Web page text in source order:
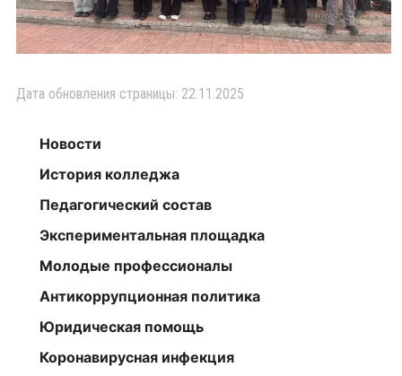
Дата обновления страницы: 22.11.2025
Новости
История колледжа
Педагогический состав
Экспериментальная площадка
Молодые профессионалы
Антикоррупционная политика
Юридическая помощь
Коронавирусная инфекция